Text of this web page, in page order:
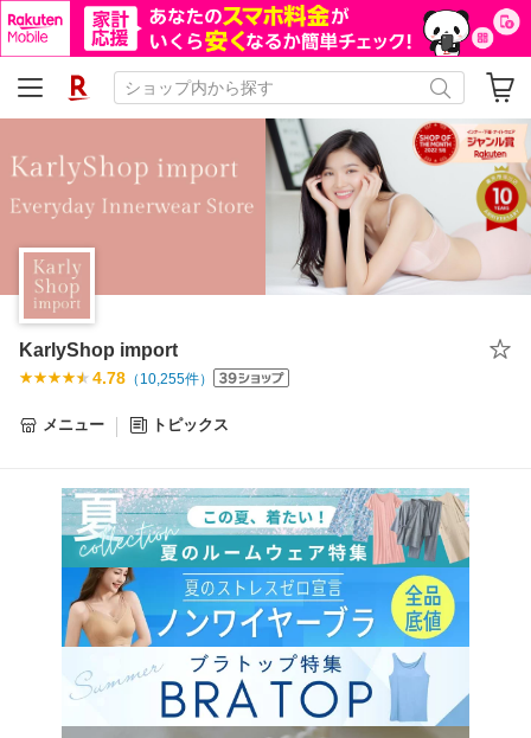
KarlyShop import
4.78 （ 10,255件）
メニュー トピックス